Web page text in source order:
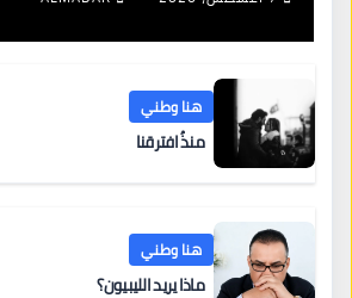
هنا وطني
منذُ افترقنا
هنا وطني
ماذا يريد الليبيون؟